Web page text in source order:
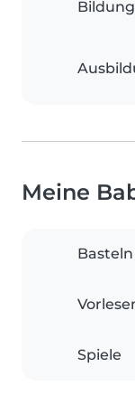
Meine
Basteln
Spiele